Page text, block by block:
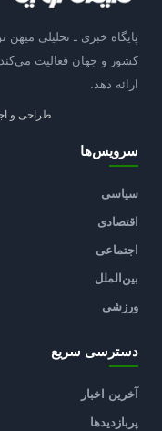
پایگاه خبری ـ تحلیلی میهن
کشور و جهان فعالیت می‌کند
ارائه دهد.
طراحی و
سرویس‌ها
سیاسی
اقتصادی
اجتماعی
بین‌الملل
ورزشی
دسترسی سریع
آخرین اخبار
پربازدیدها